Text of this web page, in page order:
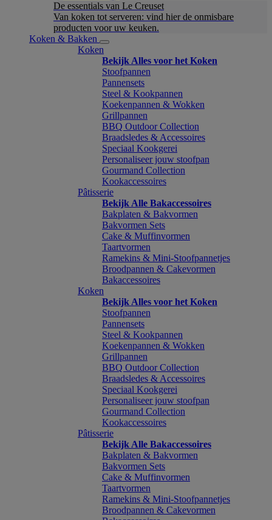
De essentials van Le Creuset
Van koken tot serveren: vind hier de onmisbare
producten voor uw keuken.
Koken & Bakken
Koken
Bekijk Alles voor het Koken
Stoofpannen
Pannensets
Steel & Kookpannen
Koekenpannen & Wokken
Grillpannen
BBQ Outdoor Collection
Braadsledes & Accessoires
Speciaal Kookgerei
Personaliseer jouw stoofpan
Gourmand Collection
Kookaccessoires
Pâtisserie
Bekijk Alle Bakaccessoires
Bakplaten & Bakvormen
Bakvormen Sets
Cake & Muffinvormen
Taartvormen
Ramekins & Mini-Stoofpannetjes
Broodpannen & Cakevormen
Bakaccessoires
Koken
Bekijk Alles voor het Koken
Stoofpannen
Pannensets
Steel & Kookpannen
Koekenpannen & Wokken
Grillpannen
BBQ Outdoor Collection
Braadsledes & Accessoires
Speciaal Kookgerei
Personaliseer jouw stoofpan
Gourmand Collection
Kookaccessoires
Pâtisserie
Bekijk Alle Bakaccessoires
Bakplaten & Bakvormen
Bakvormen Sets
Cake & Muffinvormen
Taartvormen
Ramekins & Mini-Stoofpannetjes
Broodpannen & Cakevormen